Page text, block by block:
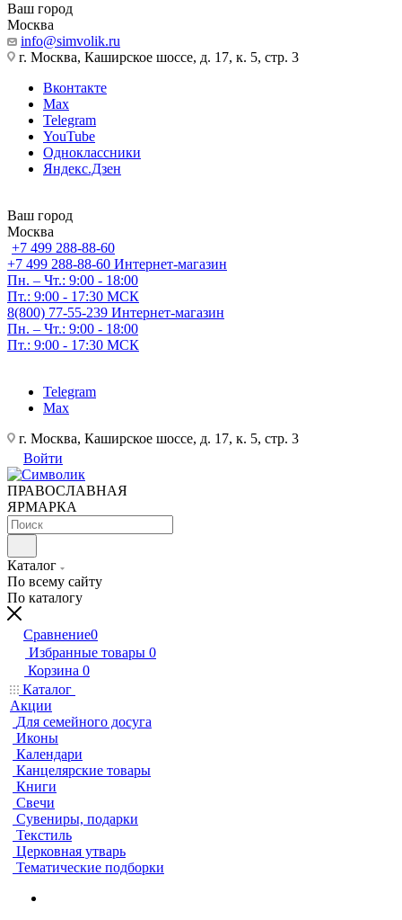
Ваш город
Москва
info@simvolik.ru
г. Москва, Каширское шоссе, д. 17, к. 5, стр. 3
Вконтакте
Max
Telegram
YouTube
Одноклассники
Яндекс.Дзен
Ваш город
Москва
+7 499 288-88-60
+7 499 288-88-60 Интернет-магазин
Пн. – Чт.: 9:00 - 18:00
Пт.: 9:00 - 17:30 МСК
8(800) 77-55-239 Интернет-магазин
Пн. – Чт.: 9:00 - 18:00
Пт.: 9:00 - 17:30 МСК
Telegram
Max
г. Москва, Каширское шоссе, д. 17, к. 5, стр. 3
Войти
ПРАВОСЛАВНАЯ
ЯРМАРКА
Каталог
По всему сайту
По каталогу
Сравнение0
Избранные товары 0
Корзина 0
Каталог
Акции
Для семейного досуга
Иконы
Календари
Канцелярские товары
Книги
Свечи
Сувениры, подарки
Текстиль
Церковная утварь
Тематические подборки